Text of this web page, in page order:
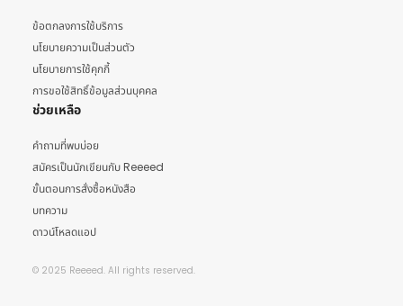
ข้อตกลงการใช้บริการ
นโยบายความเป็นส่วนตัว
นโยบายการใช้คุกกี้
การขอใช้สิทธิ์ข้อมูลส่วนบุคคล
ช่วยเหลือ
คำถามที่พบบ่อย
สมัครเป็นนักเขียนกับ Reeeed
ขั้นตอนการสั่งซื้อหนังสือ
บทความ
ดาวน์โหลดแอป
© 2025 Reeeed. All rights reserved.